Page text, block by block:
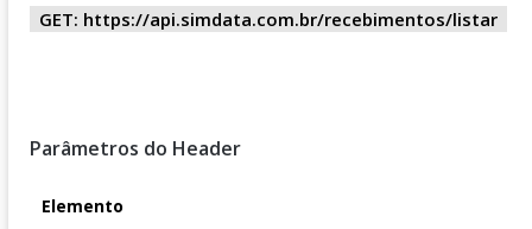
GET: https://api.simdata.com.br/recebimentos/listar
Parâmetros do Header
Elemento